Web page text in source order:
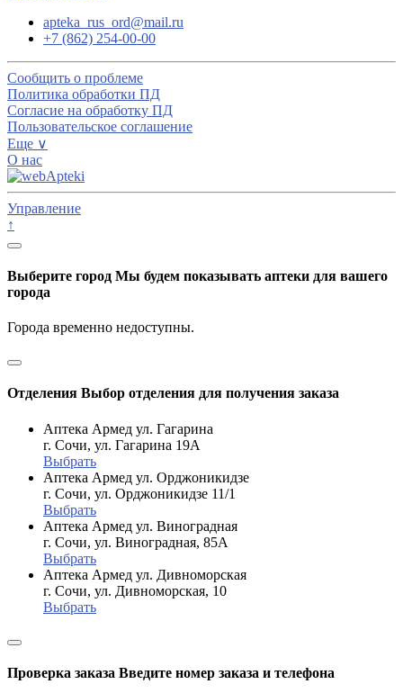
apteka_rus_ord@mail.ru
+7 (862) 254-00-00
Сообщить о проблеме
Политика обработки ПД
Согласие на обработку ПД
Пользовательское соглашение
Еще ∨
О нас
Управление
↑
Выберите город Мы будем показывать аптеки для вашего
города
Города временно недоступны.
Отделения Выбор отделения для получения заказа
Аптека Армед ул. Гагарина
г. Сочи, ул. Гагарина 19А
Выбрать
Аптека Армед ул. Орджоникидзе
г. Сочи, ул. Орджоникидзе 11/1
Выбрать
Аптека Армед ул. Виноградная
г. Сочи, ул. Виноградная, 85А
Выбрать
Аптека Армед ул. Дивноморская
г. Сочи, ул. Дивноморская, 10
Выбрать
Проверка заказа Введите номер заказа и телефона